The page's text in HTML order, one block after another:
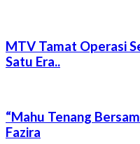
MTV Tamat Operasi
Satu Era..
“Mahu Tenang
Fazira